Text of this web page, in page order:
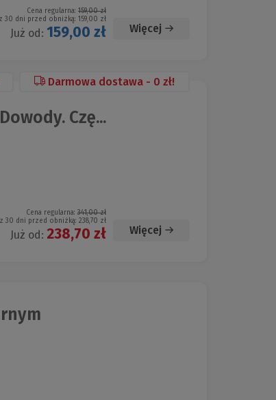
Cena regularna: 159,00 zł
30 dni przed obniżką: 159,00 zł
Już od: 159,00 zł Więcej
Darmowa dostawa - 0 zł!
Czę...
Cena regularna: 341,00 zł
30 dni przed obniżką: 238,70 zł
Już od: 238,70 zł Więcej